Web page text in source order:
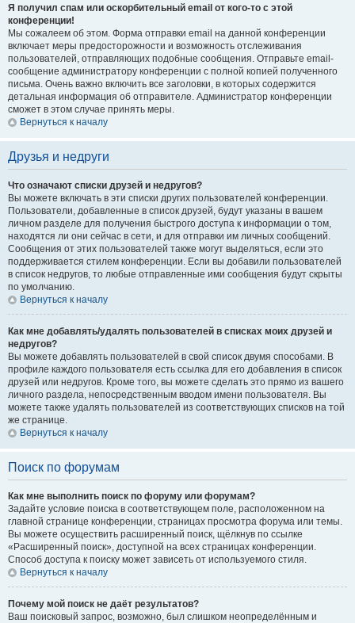
Я получил спам или оскорбительный email от кого-то с этой
конференции!
Мы сожалеем об этом. Форма отправки email на данной конференции
включает меры предосторожности и возможность отслеживания
пользователей, отправляющих подобные сообщения. Отправьте email-
сообщение администратору конференции с полной копией полученного
письма. Очень важно включить все заголовки, в которых содержится
детальная информация об отправителе. Администратор конференции
сможет в этом случае принять меры.
Вернуться к началу
Друзья и недруги
Что означают списки друзей и недругов?
Вы можете включать в эти списки других пользователей конференции.
Пользователи, добавленные в список друзей, будут указаны в вашем
личном разделе для получения быстрого доступа к информации о том,
находятся ли они сейчас в сети, и для отправки им личных сообщений.
Сообщения от этих пользователей также могут выделяться, если это
поддерживается стилем конференции. Если вы добавили пользователей
в список недругов, то любые отправленные ими сообщения будут скрыты
по умолчанию.
Вернуться к началу
Как мне добавлять/удалять пользователей в списках моих друзей и
недругов?
Вы можете добавлять пользователей в свой список двумя способами. В
профиле каждого пользователя есть ссылка для его добавления в список
друзей или недругов. Кроме того, вы можете сделать это прямо из вашего
личного раздела, непосредственным вводом имени пользователя. Вы
можете также удалять пользователей из соответствующих списков на той
же странице.
Вернуться к началу
Поиск по форумам
Как мне выполнить поиск по форуму или форумам?
Задайте условие поиска в соответствующем поле, расположенном на
главной странице конференции, страницах просмотра форума или темы.
Вы можете осуществить расширенный поиск, щёлкнув по ссылке
«Расширенный поиск», доступной на всех страницах конференции.
Способ доступа к поиску может зависеть от используемого стиля.
Вернуться к началу
Почему мой поиск не даёт результатов?
Ваш поисковый запрос, возможно, был слишком неопределённым и